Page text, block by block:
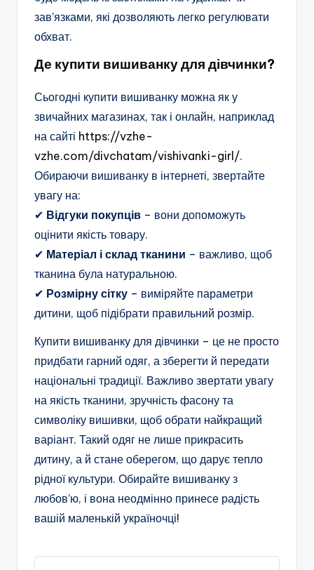
зав’язками, які дозволяють легко регулювати
обхват.
Де купити вишиванку для дівчинки?
Сьогодні купити вишиванку можна як у
звичайних магазинах, так і онлайн, наприклад
на сайті https://vzhe-
vzhe.com/divchatam/vishivanki-girl/.
Обираючи вишиванку в інтернеті, звертайте
увагу на:
✔ Відгуки покупців – вони допоможуть
оцінити якість товару.
✔ Матеріал і склад тканини – важливо, щоб
тканина була натуральною.
✔ Розмірну сітку – виміряйте параметри
дитини, щоб підібрати правильний розмір.
Купити вишиванку для дівчинки – це не просто
придбати гарний одяг, а зберегти й передати
національні традиції. Важливо звертати увагу
на якість тканини, зручність фасону та
символіку вишивки, щоб обрати найкращий
варіант. Такий одяг не лише прикрасить
дитину, а й стане оберегом, що дарує тепло
рідної культури. Обирайте вишиванку з
любов’ю, і вона неодмінно принесе радість
вашій маленькій україночці!